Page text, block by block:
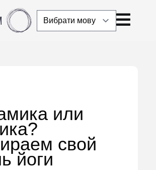
или
свой
йоги